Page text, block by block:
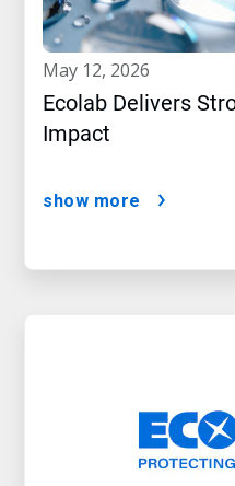
may 12, 2026
Ecolab Delivers
Impact
show more